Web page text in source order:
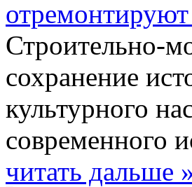
Строительно-
сохранение
культурного
современного
читать дальше